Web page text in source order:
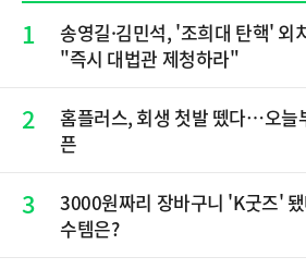
1
송영길·김민석, '조희대 탄핵'
"즉시 대법관 제청하라"
2
홈플러스, 회생 첫발 뗐다…오늘
픈
3
3000원짜리 장바구니 'K굿즈'
수템은?